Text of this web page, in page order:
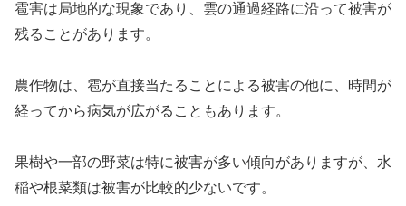
雹害は局地的な現象であり、雲の通過経路に沿って被害が
残ることがあります。
農作物は、雹が直接当たることによる被害の他に、時間が
経ってから病気が広がることもあります。
果樹や一部の野菜は特に被害が多い傾向がありますが、水
稲や根菜類は被害が比較的少ないです。